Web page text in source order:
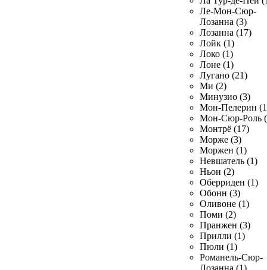
Ле-Мон-Сюр-
Лозанна (3)
Лозанна (17)
Лойк (1)
Локо (1)
Лоне (1)
Лугано (21)
Ми (2)
Минузио (3)
Мон-Пелерин
Мон-Сюр-Роль
Монтрё (17)
Морже (3)
Моржен (1)
Невшатель (1)
Ньон (2)
Оберриден (1)
Обонн (3)
Оливоне (1)
Поми (2)
Пранжен (3)
Прилли (1)
Пюли (1)
Романель-Сюр-
Лозанна (1)